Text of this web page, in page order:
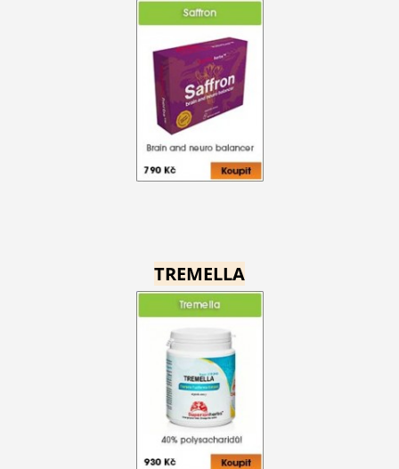
TREMELLA